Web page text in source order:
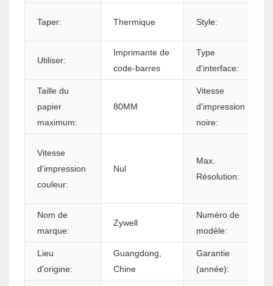
Taper: Thermique Style:
Utiliser:
Imprimante de
code-barres
Type
d'interface:
Taille du
papier
maximum:
80MM
Vitesse
d'impression
noire:
Vitesse
d'impression
couleur:
Nul
Max.
Résolution:
Nom de
marque:
Zywell
Numéro de
modèle:
Lieu
d'origine:
Guangdong,
Chine
Garantie
(année):